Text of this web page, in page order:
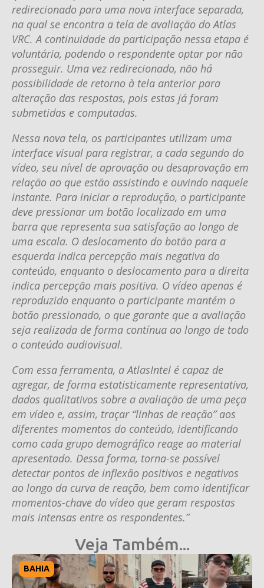
redirecionado para uma nova interface separada,
na qual se encontra a tela de avaliação do Atlas
VRC. A continuidade da participação nessa etapa é
voluntária, podendo o respondente optar por não
prosseguir. Uma vez redirecionado, não há
possibilidade de retorno à tela anterior para
alteração das respostas, pois estas já foram
submetidas e computadas.
Nessa nova tela, os participantes utilizam uma
interface visual para registrar, a cada segundo do
vídeo, seu nível de aprovação ou desaprovação em
relação ao que estão assistindo e ouvindo naquele
instante. Para iniciar a reprodução, o participante
deve pressionar um botão localizado em uma
barra que representa sua satisfação ao longo de
uma escala. O deslocamento do botão para a
esquerda indica percepção mais negativa do
conteúdo, enquanto o deslocamento para a direita
indica percepção mais positiva. O vídeo apenas é
reproduzido enquanto o participante mantém o
botão pressionado, o que garante que a avaliação
seja realizada de forma contínua ao longo de todo
o conteúdo audiovisual.
Com essa ferramenta, a AtlasIntel é capaz de
agregar, de forma estatisticamente representativa,
dados qualitativos sobre a avaliação de uma peça
em vídeo e, assim, traçar “linhas de reação” aos
diferentes momentos do conteúdo, identificando
como cada grupo demográfico reage ao material
apresentado. Dessa forma, torna-se possível
detectar pontos de inflexão positivos e negativos
ao longo da curva de reação, bem como identificar
momentos-chave do vídeo que geram respostas
mais intensas entre os respondentes.”
Veja Também...
BAHIA